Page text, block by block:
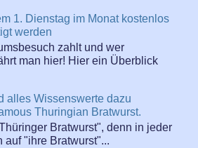
1. Dienstag im Monat kostenlos
werden
zahlt und wer
man hier! Hier ein Überblick
alles Wissenswerte dazu
Thuringian Bratwurst.
Bratwurst", denn in jeder
auf "ihre Bratwurst"...